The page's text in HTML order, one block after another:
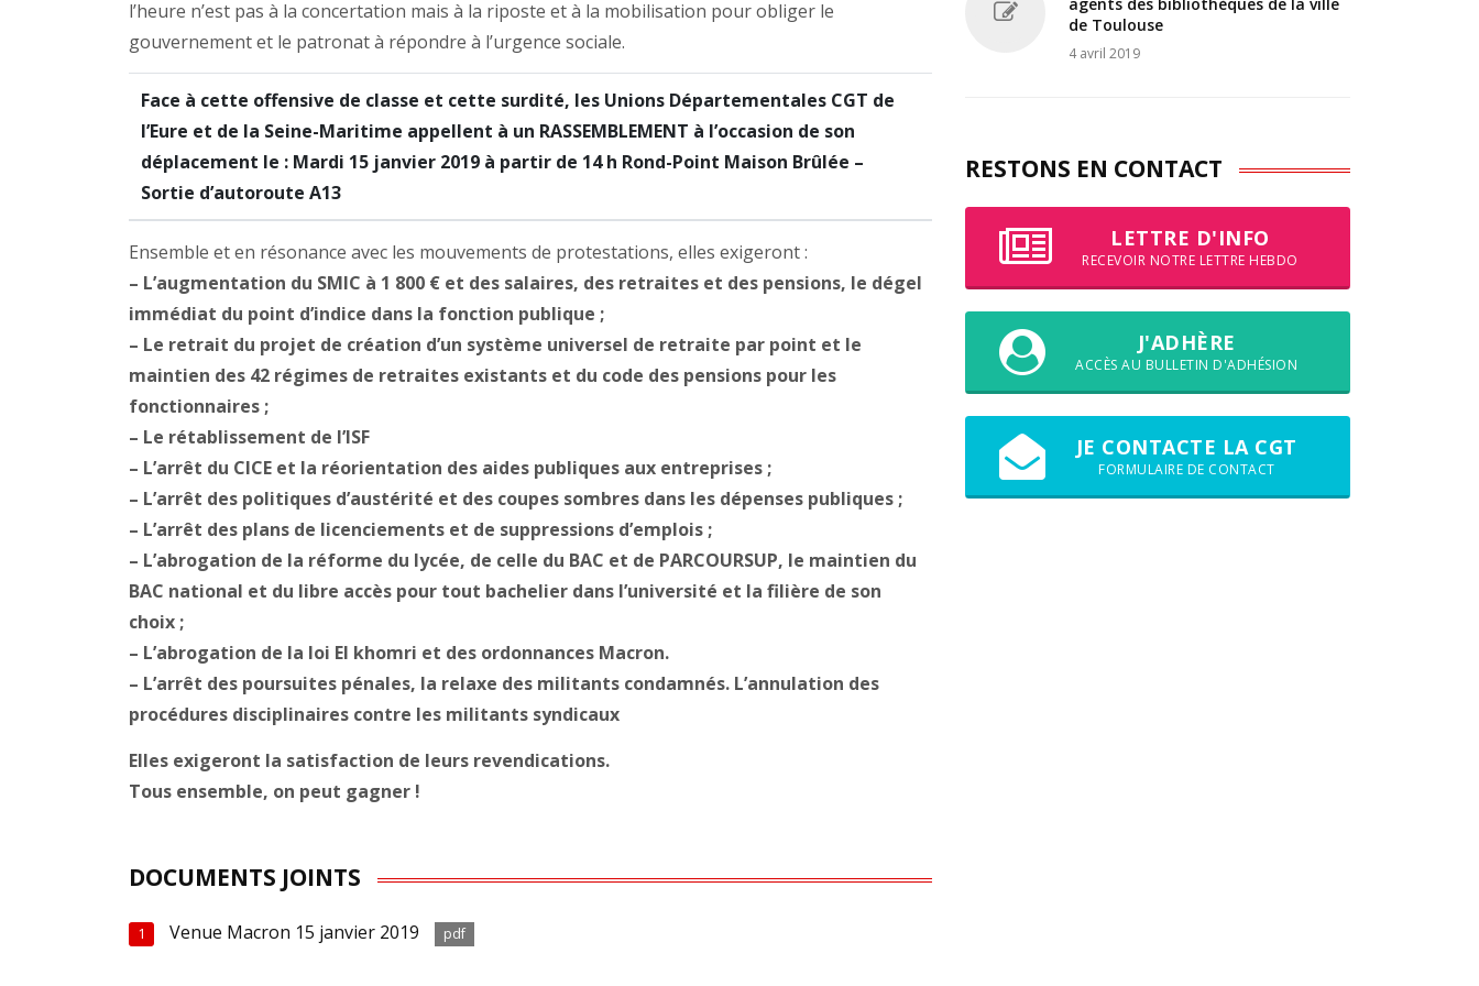
l’heure n’est pas à la concertation mais à la riposte et à la mobilisation pour obliger le
gouvernement et le patronat à répondre à l’urgence sociale.
Face à cette offensive de classe et cette surdité, les Unions Départementales CGT de
l’Eure et de la Seine-Maritime appellent à un RASSEMBLEMENT à l’occasion de son
déplacement le : Mardi 15 janvier 2019 à partir de 14 h Rond-Point Maison Brûlée –
Sortie d’autoroute A13
Ensemble et en résonance avec les mouvements de protestations, elles exigeront :
– L’augmentation du SMIC à 1 800 € et des salaires, des retraites et des pensions, le dégel
immédiat du point d’indice dans la fonction publique ;
– Le retrait du projet de création d’un système universel de retraite par point et le
maintien des 42 régimes de retraites existants et du code des pensions pour les
fonctionnaires ;
– Le rétablissement de l’ISF
– L’arrêt du CICE et la réorientation des aides publiques aux entreprises ;
– L’arrêt des politiques d’austérité et des coupes sombres dans les dépenses publiques ;
– L’arrêt des plans de licenciements et de suppressions d’emplois ;
– L’abrogation de la réforme du lycée, de celle du BAC et de PARCOURSUP, le maintien du
BAC national et du libre accès pour tout bachelier dans l’université et la filière de son
choix ;
– L’abrogation de la loi El khomri et des ordonnances Macron.
– L’arrêt des poursuites pénales, la relaxe des militants condamnés. L’annulation des
procédures disciplinaires contre les militants syndicaux
Elles exigeront la satisfaction de leurs revendications.
Tous ensemble, on peut gagner !
DOCUMENTS JOINTS
1 Venue Macron 15 janvier 2019 pdf
de Toulouse
4 avril 2019
RESTONS EN CONTACT
LETTRE D'INFO
RECEVOIR NOTRE LETTRE HEBDO
J'ADHÈRE
ACCÈS AU BULLETIN D'ADHÉSION
JE CONTACTE LA CGT
FORMULAIRE DE CONTACT